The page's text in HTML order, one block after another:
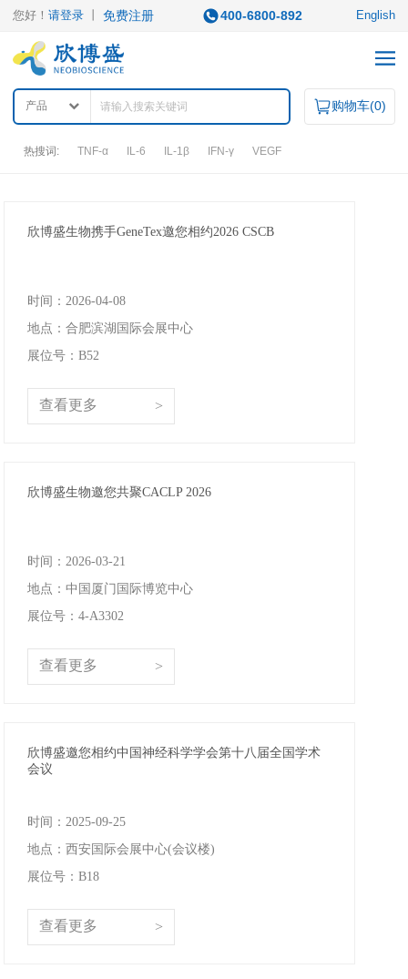
您好！请登录 丨免费注册 400-6800-892 English
产品 购物车(0)
热搜词: TNF-α IL-6 IL-1β IFN-γ VEGF
ELISA试剂盒
QuantiCyto®ELISA(高敏)
其它试剂
研究领域
癌症生物学 表观遗传学
ELISA定制
Luminex®多因子检测服务
文献引用
线下展会
服务支持
文献引用
欣博盛生物携手GeneTex邀您相约2026 CSCB
时间：2026-04-08
地点：合肥滨湖国际会展中心
展位号：B52
查看更多 >
欣博盛生物邀您共聚CACLP 2026
时间：2026-03-21
地点：中国厦门国际博览中心
展位号：4-A3302
查看更多 >
欣博盛邀您相约中国神经科学学会第十八届全国学术
会议
时间：2025-09-25
地点：西安国际会展中心(会议楼)
展位号：B18
查看更多 >